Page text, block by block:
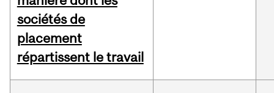
sociétés de
placement
répartissent le travail